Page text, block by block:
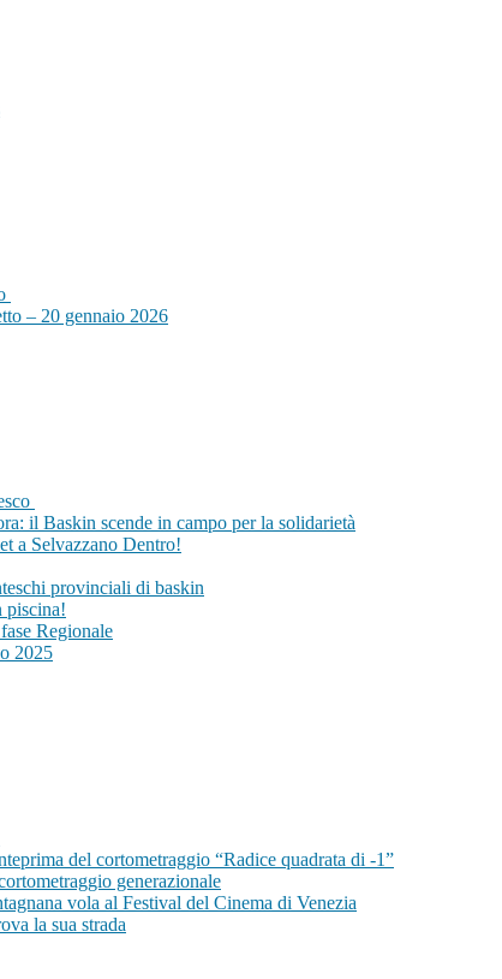
– 20 gennaio 2026
il Baskin scende in campo per la solidarietà
a Selvazzano Dentro!
provinciali di baskin
piscina!
Regionale
2025
del cortometraggio “Radice quadrata di -1”
generazionale
vola al Festival del Cinema di Venezia
la sua strada